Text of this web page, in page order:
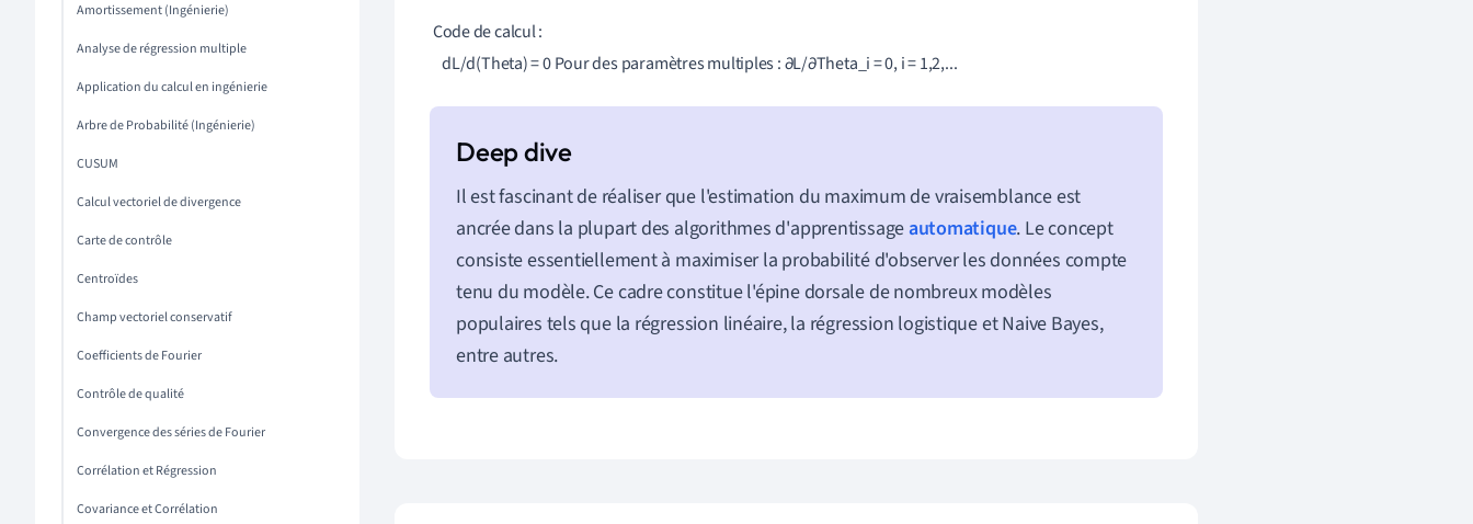
Amortissement (Ingénierie)
Analyse de régression multiple
Application du calcul en ingénierie
Arbre de Probabilité (Ingénierie)
CUSUM
Calcul vectoriel de divergence
Carte de contrôle
Centroïdes
Champ vectoriel conservatif
Coefficients de Fourier
Contrôle de qualité
Convergence des séries de Fourier
Corrélation et Régression
Covariance et Corrélation
Code de calcul :
    dL/d(Theta) = 0 Pour des paramètres multiples : ∂L/∂Theta_i = 0, i = 1,2,...
Il est fascinant de réaliser que l'estimation du maximum de vraisemblance est
ancrée dans la plupart des algorithmes d'apprentissageautomatique. Le concept
consiste essentiellement à maximiser la probabilité d'observer les données compte
tenu du modèle. Ce cadre constitue l'épine dorsale de nombreux modèles
populaires tels que la régression linéaire, la régression logistique et Naive Bayes,
entre autres.